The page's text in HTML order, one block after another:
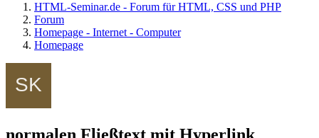
HTML-Seminar.de - Forum für HTML, CSS und PHP
Forum
Homepage - Internet - Computer
Homepage